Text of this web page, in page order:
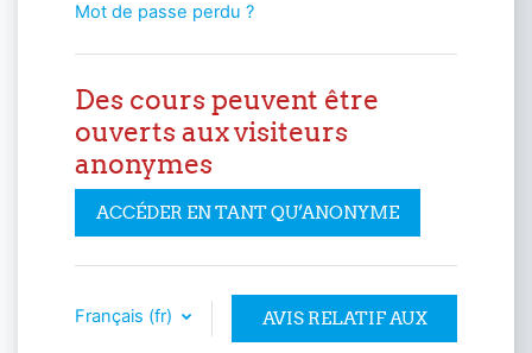
Mot de passe perdu ?
Des cours peuvent être
ouverts aux visiteurs
anonymes
ACCÉDER EN TANT QU’ANONYME
Français ‎(fr)‎ AVIS RELATIF AUX